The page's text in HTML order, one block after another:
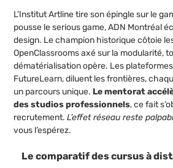
L’Institut Artline tire son épingle sur le
pousse le serious game, ADN Montréal
design. Le champion historique côtoie
OpenClassrooms axé sur la modularité,
dématérialisation opère. Les
FutureLearn, diluent les frontières,
un parcours unique. Le mentorat
des studios professionnels, ce fait
recrutement.L’effet réseau reste
vous l’espérez.
Le comparatif des cursus à